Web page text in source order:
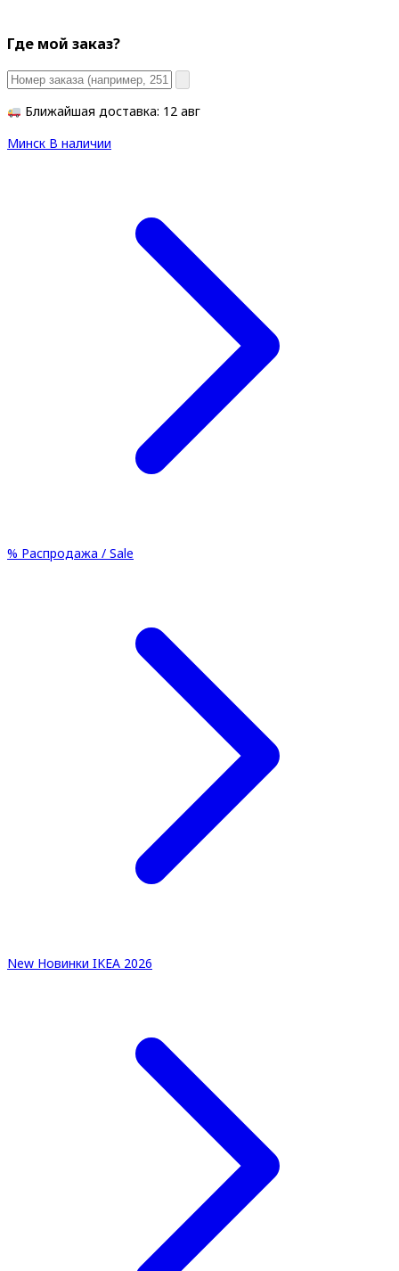
Где мой заказ?
Ближайшая доставка: 12 авг
Минск В наличии
% Распродажа / Sale
New Новинки IKEA 2026